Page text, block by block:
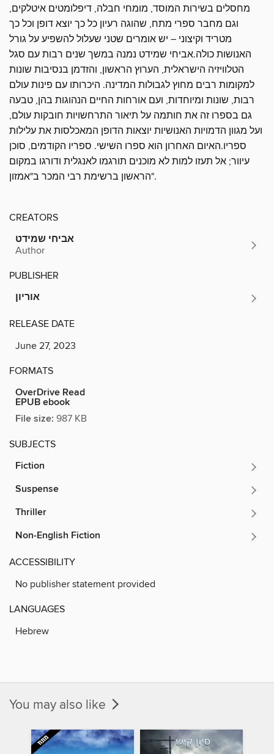
מחסלים בשירות המוסד, מומחי חבלה, דיפלומטים איטלקים,
וגם מחבר ספרי מתח, שהוגה רעיון כל כך יוצא דופן וכל כך
מטריד וקיצוני – יש אומרים שטני שעלול להשפיע על גורל
האנושות כולה.אביחי שמידט נמנה במשך שנים רבות עם סגל
הטלוויזיה הישראלית, הערוץ הראשון, והזדמן בנסיבות שונות
למקומות רבים מחוץ לגבולות המדינה. היכרותו עם פינות עולם
רבות, שונות ומיוחדות, ועם אורחות החיים הנהוגות בהן, טבעה
גם בספרו זה את חותמה על תיאור התרחשויות חובקות עולם,
ועל מגוון הדמויות האנושיות יוצאות הדופן המאכלסות את עלילות
ספריו.האיום האחרון הוא ספרו השישי. ספריו הקודמים, סוכן
עיוור; אל תעזו למות לא מוכנים תורגמו לאנגלית ודורגו במקום
הראשון ברשימת רבי המכר ב"אמזון".
CREATORS
אביחי שמידט
Author
PUBLISHER
אוריון
RELEASE DATE
June 27, 2023
FORMATS
OverDrive Read
EPUB ebook
File size: 987 KB
SUBJECTS
Fiction
Suspense
Thriller
Non-English Fiction
ACCESSIBILITY
No publisher statement provided
LANGUAGES
Hebrew
You may also like